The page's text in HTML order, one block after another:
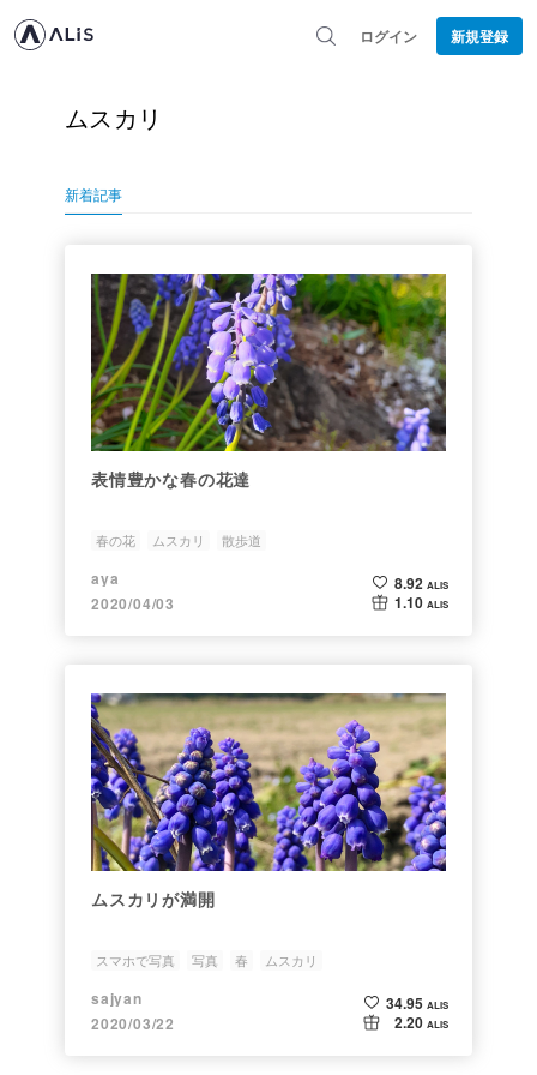
ログイン 新規登録
ムスカリ
新着記事
表情豊かな春の花達
春の花 ムスカリ 散歩道
aya
2020/04/03
8.92 ALIS
1.10 ALIS
ムスカリが満開
スマホで写真 写真 春 ムスカリ
sajyan
2020/03/22
34.95 ALIS
2.20 ALIS